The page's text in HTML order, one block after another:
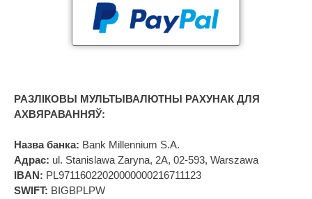
РАЗЛІКОВЫ МУЛЬТЫВАЛЮТНЫ РАХУНАК ДЛЯ
АХВЯРАВАННЯЎ:
Назва банка: Bank Millennium S.A.
Адрас: ul. Stanislawa Zaryna, 2A, 02-593, Warszawa
IBAN: PL97116022020000000216711123
SWIFT: BIGBPLPW